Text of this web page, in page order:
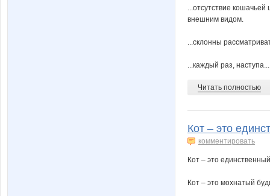
...отсутствие
внешним видом.
...склонны
...каждый раз, наступа...
Читать полностью
Кот – это
комментировать
Кот – это
Кот – это мохнатый